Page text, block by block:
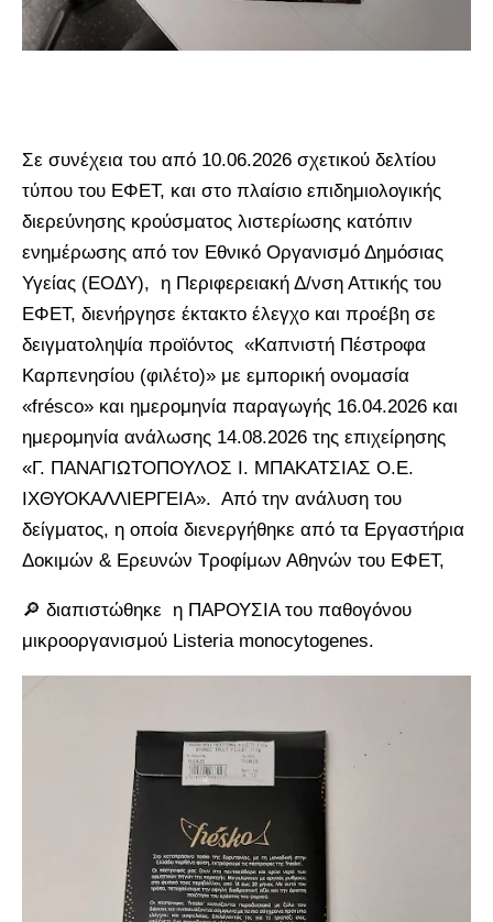
Σε συνέχεια του από 10.06.2026 σχετικού δελτίου
τύπου του ΕΦΕΤ, και στο πλαίσιο επιδημιολογικής
διερεύνησης κρούσματος λιστερίωσης κατόπιν
ενημέρωσης από τον Εθνικό Οργανισμό Δημόσιας
Υγείας (ΕΟΔΥ), η Περιφερειακή Δ/νση Αττικής του
ΕΦΕΤ, διενήργησε έκτακτο έλεγχο και προέβη σε
δειγματοληψία προϊόντος «Καπνιστή Πέστροφα
Καρπενησίου (φιλέτο)» με εμπορική ονομασία
«frésco» και ημερομηνία παραγωγής 16.04.2026 και
ημερομηνία ανάλωσης 14.08.2026 της επιχείρησης
«Γ. ΠΑΝΑΓΙΩΤΟΠΟΥΛΟΣ Ι. ΜΠΑΚΑΤΣΙΑΣ Ο.Ε.
ΙΧΘΥΟΚΑΛΛΙΕΡΓΕΙΑ». Από την ανάλυση του
δείγματος, η οποία διενεργήθηκε από τα Εργαστήρια
Δοκιμών & Ερευνών Τροφίμων Αθηνών του ΕΦΕΤ,
🔎 διαπιστώθηκε η ΠΑΡΟΥΣΙΑ του παθογόνου
μικροοργανισμού Listeria monocytogenes.